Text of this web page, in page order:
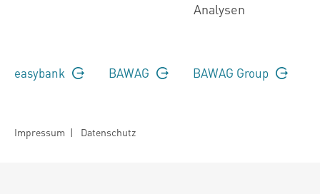
Analysen
easybank BAWAG BAWAG Group
Impressum | Datenschutz